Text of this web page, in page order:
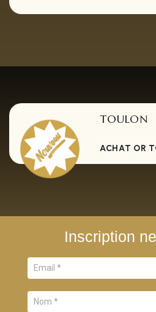
TOULON
ACHAT OR
Inscription